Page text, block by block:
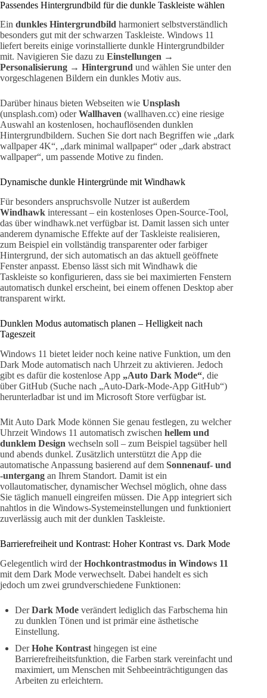
Passendes Hintergrundbild für die dunkle Taskleiste wählen
Ein dunkles Hintergrundbild harmoniert selbstverständlich
besonders gut mit der schwarzen Taskleiste. Windows 11
liefert bereits einige vorinstallierte dunkle Hintergrundbilder
mit. Navigieren Sie dazu zu Einstellungen →
Personalisierung → Hintergrund und wählen Sie unter den
vorgeschlagenen Bildern ein dunkles Motiv aus.
Darüber hinaus bieten Webseiten wie Unsplash
(unsplash.com) oderWallhaven (wallhaven.cc) eine riesige
Auswahl an kostenlosen, hochauflösenden dunklen
Hintergrundbildern. Suchen Sie dort nach Begriffen wie „dark
wallpaper 4K“, „dark minimal wallpaper“ oder „dark abstract
wallpaper“, um passende Motive zu finden.
Dynamische dunkle Hintergründe mit Windhawk
Für besonders anspruchsvolle Nutzer ist außerdem
Windhawk interessant – ein kostenloses Open-Source-Tool,
das über windhawk.net verfügbar ist. Damit lassen sich unter
anderem dynamische Effekte auf der Taskleiste realisieren,
zum Beispiel ein vollständig transparenter oder farbiger
Hintergrund, der sich automatisch an das aktuell geöffnete
Fenster anpasst. Ebenso lässt sich mit Windhawk die
Taskleiste so konfigurieren, dass sie bei maximierten Fenstern
automatisch dunkel erscheint, bei einem offenen Desktop aber
transparent wirkt.
Dunklen Modus automatisch planen – Helligkeit nach
Tageszeit
Windows 11 bietet leider noch keine native Funktion, um den
Dark Mode automatisch nach Uhrzeit zu aktivieren. Jedoch
gibt es dafür die kostenlose App „Auto Dark Mode“, die
über GitHub (Suche nach „Auto-Dark-Mode-App GitHub“)
herunterladbar ist und im Microsoft Store verfügbar ist.
Mit Auto Dark Mode können Sie genau festlegen, zu welcher
Uhrzeit Windows 11 automatisch zwischen hellem und
dunklem Design wechseln soll – zum Beispiel tagsüber hell
und abends dunkel. Zusätzlich unterstützt die App die
automatische Anpassung basierend auf dem Sonnenauf- und
-untergang an Ihrem Standort. Damit ist ein
vollautomatischer, dynamischer Wechsel möglich, ohne dass
Sie täglich manuell eingreifen müssen. Die App integriert sich
nahtlos in die Windows-Systemeinstellungen und funktioniert
zuverlässig auch mit der dunklen Taskleiste.
Barrierefreiheit und Kontrast: Hoher Kontrast vs. Dark Mode
Gelegentlich wird derHochkontrastmodus in Windows 11
mit dem Dark Mode verwechselt. Dabei handelt es sich
jedoch um zwei grundverschiedene Funktionen:
DerDark Mode verändert lediglich das Farbschema hin
zu dunklen Tönen und ist primär eine ästhetische
Einstellung.
DerHohe Kontrast hingegen ist eine
Barrierefreiheitsfunktion, die Farben stark vereinfacht und
maximiert, um Menschen mit Sehbeeinträchtigungen das
Arbeiten zu erleichtern.